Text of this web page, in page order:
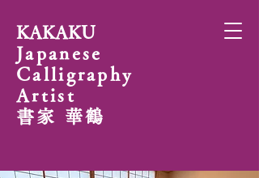
KAKAKU
Japanese
Calligraphy
Artist
書家 華鶴